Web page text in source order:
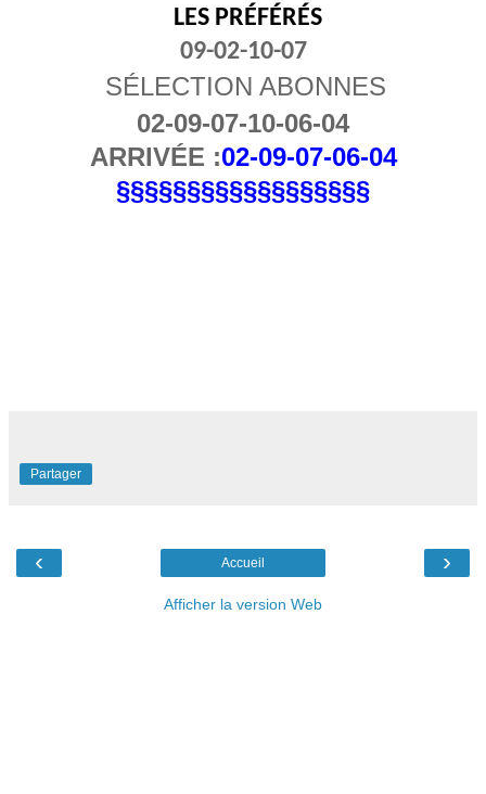
LES PRÉFÉRÉS
09-02-10-07
SÉLECTION ABONNES
02-09-07-10-06-04
ARRIVÉE :02-09-07-06-04
§§§§§§§§§§§§§§§§§§
Partager
‹ ›
Accueil
Afficher la version Web